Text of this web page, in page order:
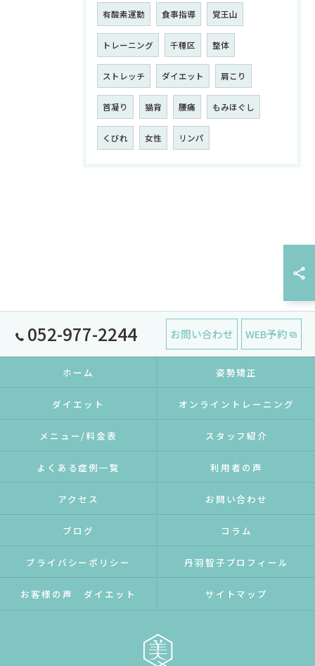
有酸素運動 食事指導 覚王山
トレーニング 千種区 整体
ストレッチ ダイエット 肩こり
首凝り 猫背 腰痛 もみほぐし
くびれ 女性 リンパ
052-977-2244 お問い合わせ WEB予約
ホーム 姿勢矯正
ダイエット オンライントレーニング
メニュー/料金表 スタッフ紹介
よくある症例一覧 利用者の声
アクセス お問い合わせ
ブログ コラム
プライバシーポリシー 丹羽智子プロフィール
お客様の声 ダイエット サイトマップ